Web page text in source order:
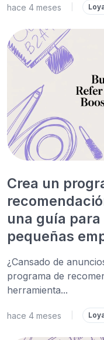
hace 4 meses
Crea un
una guía
pequeñas
¿Cansado de
programa de
herramienta...
hace 4 meses